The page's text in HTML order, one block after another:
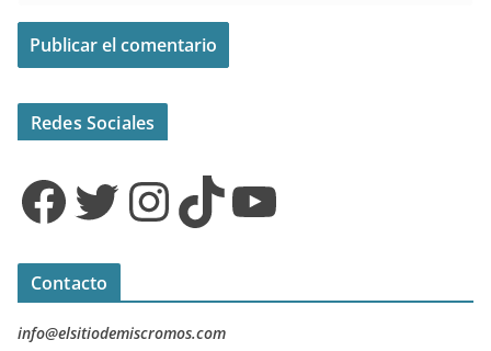
Redes Sociales
Facebook Twitter InstagramTikTok YouTube
Contacto
info@elsitiodemiscromos.com